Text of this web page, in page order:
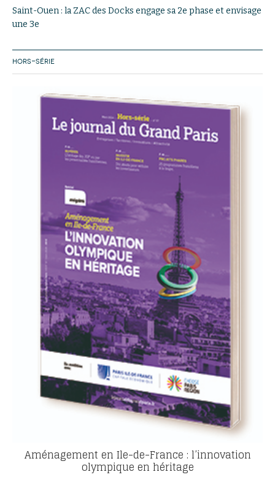
Saint-Ouen : la ZAC des Docks engage sa 2e phase et envisage
une 3e
HORS-SÉRIE
Aménagement en Ile-de-France : l’innovation
olympique en héritage